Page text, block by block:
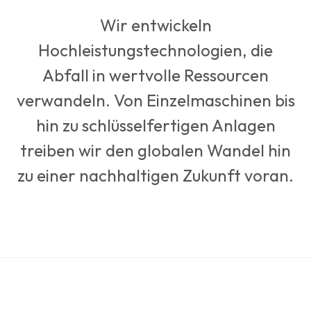
Wir entwickeln
Hochleistungstechnologien, die
Abfall in wertvolle Ressourcen
verwandeln. Von Einzelmaschinen bis
hin zu schlüsselfertigen Anlagen
treiben wir den globalen Wandel hin
zu einer nachhaltigen Zukunft voran.